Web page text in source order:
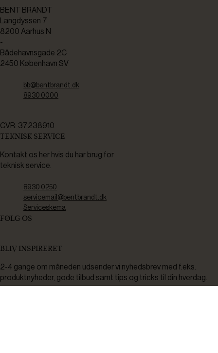
BENT BRANDT
Langdyssen 7
8200 Aarhus N
-
Bådehavnsgade 2C
2450 København SV
bb@bentbrandt.dk
8930 0000
CVR: 37238910
TEKNISK SERVICE
Kontakt os her hvis du har brug for
teknisk service.
8930 0250
servicemail@bentbrandt.dk
Serviceskema
FØLG OS
BLIV INSPIRERET
2-4 gange om måneden udsender vi nyhedsbrev med f.eks.
produktnyheder, gode tilbud samt tips og tricks til din hverdag.